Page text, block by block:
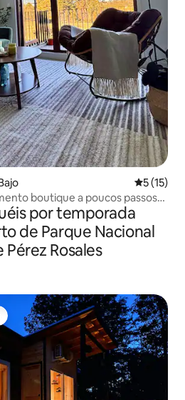
5 de uma
5 (15)
boutique a poucos passos
por temporada
de Parque Nacional
Rosales